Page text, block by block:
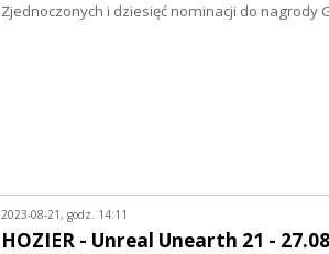
Zjednoczonych i dziesięć nominacji do nagrody
2023-08-21, godz. 14:11
HOZIER - Unreal Unearth 21 -